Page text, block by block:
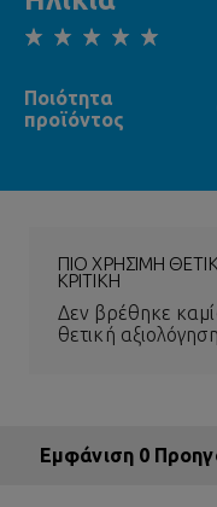
Ποιότητα
προϊόντος
0,0 out of 5 stars
ΠΙΟ ΧΡΉΣΙΜΗ
ΚΡΙΤΙΚΉ
Δεν βρέθηκε
θετική αξιολόγηση
Εμφάνιση 0